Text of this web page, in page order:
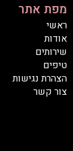
מפת אתר
ראשי
אודות
שירותים
טיפים
הצהרת נגישות
צור קשר